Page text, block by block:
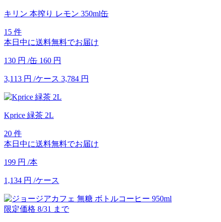
キリン 本搾り レモン 350ml缶
15 件
本日中に送料無料でお届け
130 円 /缶 160 円
3,113 円 /ケース 3,784 円
Kprice 緑茶 2L
20 件
本日中に送料無料でお届け
199 円 /本
1,134 円 /ケース
限定価格 8/31 まで